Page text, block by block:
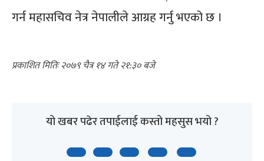
गर्न महासचिव नेत्र नेपालीले आग्रह गर्नु भएको छ ।
२०७९ चैत्र १४ गते २१:३०
यो खबर पढेर तपाईलाई कस्तो महसुस भयो ?